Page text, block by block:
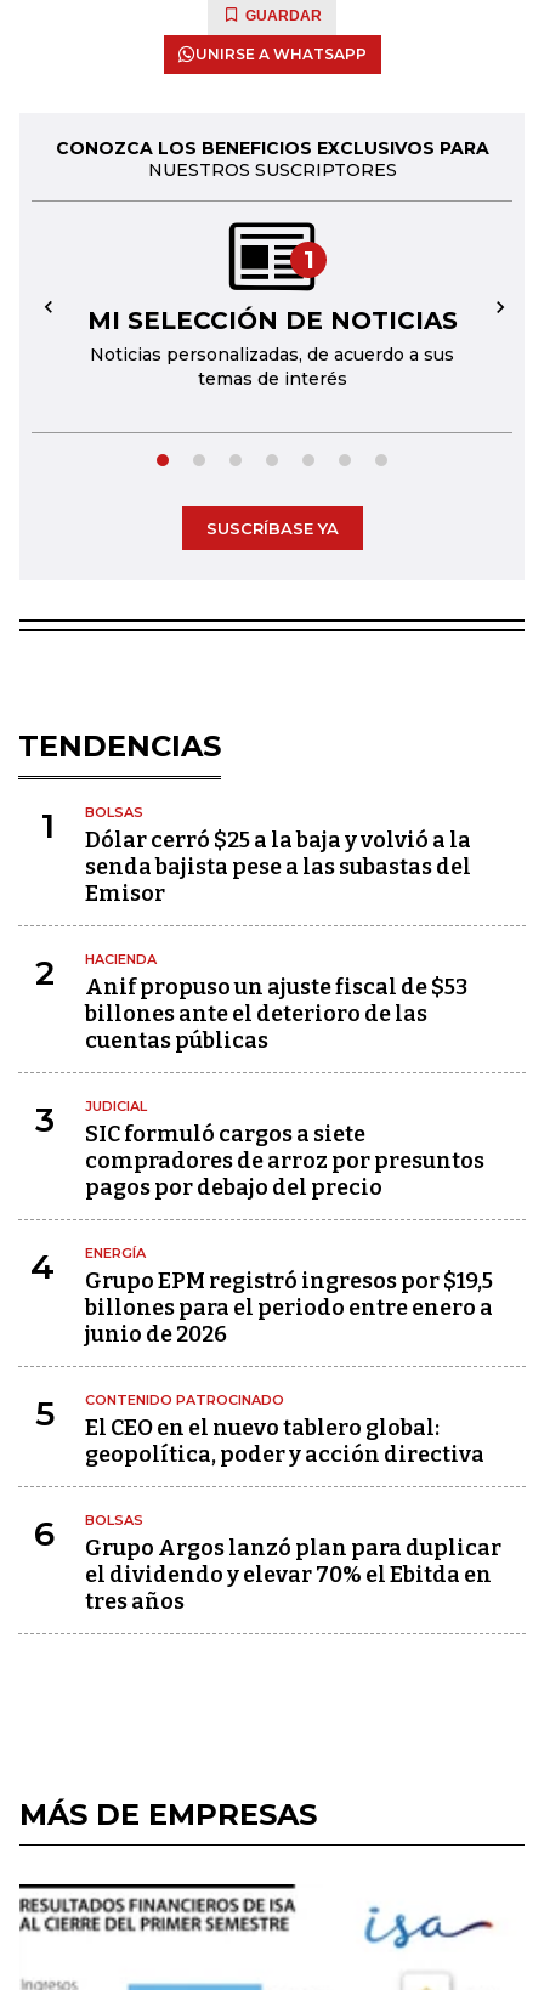
GUARDAR
UNIRSE A WHATSAPP
CONOZCA LOS BENEFICIOS EXCLUSIVOS PARA
NUESTROS SUSCRIPTORES
1
MI SELECCIÓN DE NOTICIAS
Noticias personalizadas, de acuerdo a sus
temas de interés
← →
SUSCRÍBASE YA
TENDENCIAS
1 BOLSAS
Dólar cerró $25 a la baja y volvió a la
senda bajista pese a las subastas del
Emisor
2 HACIENDA
Anif propuso un ajuste fiscal de $53
billones ante el deterioro de las
cuentas públicas
3 JUDICIAL
SIC formuló cargos a siete
compradores de arroz por presuntos
pagos por debajo del precio
4 ENERGÍA
Grupo EPM registró ingresos por $19,5
billones para el periodo entre enero a
junio de 2026
5 CONTENIDO PATROCINADO
El CEO en el nuevo tablero global:
geopolítica, poder y acción directiva
6 BOLSAS
Grupo Argos lanzó plan para duplicar
el dividendo y elevar 70% el Ebitda en
tres años
MÁS DE EMPRESAS